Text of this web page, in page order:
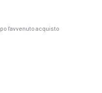
l'avvenuto acquisto